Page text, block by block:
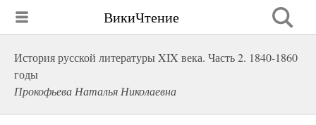
ВикиЧтение
История русской литературы XIX века. Часть 2. 1840-1860
годы
Прокофьева Наталья Николаевна